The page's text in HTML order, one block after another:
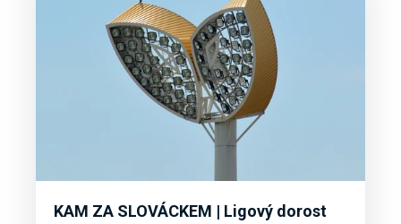
KAM ZA SLOVÁCKEM | Ligový dorost